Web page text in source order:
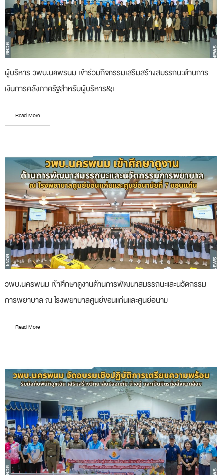
ผู้บริหาร วพบ.นคพรนม เข้าร่วมกิจกรรมเสริมสร้างสมรรถนะด้านการ
เงินการคลังภาครัฐสำหรับผู้บริหาร&;เ
Read More
วพบ.นครพนม เข้าศึกษาดูงานด้านการพัฒนาสมรรถนะและนวัตกรรม
การพยาบาล ณ โรงพยาบาลศูนย์ขอนแก่นและศูนย์อนาม
Read More